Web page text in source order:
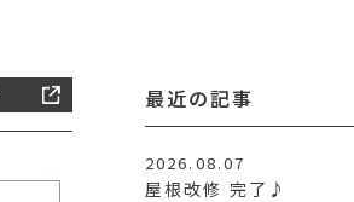
最近の記事
2026.08.07
屋根改修 完了♪